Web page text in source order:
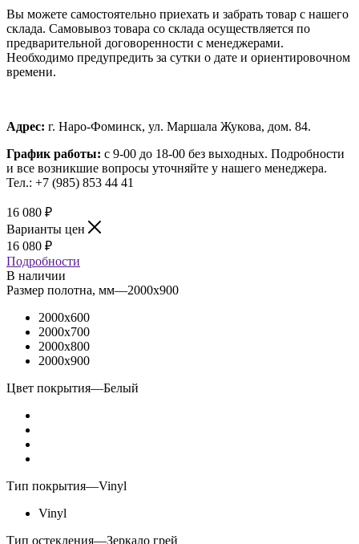
Вы можете самостоятельно приехать и забрать товар с нашего
склада. Самовывоз товара со склада осуществляется по
предварительной договоренности с менеджерами.
Необходимо предупредить за сутки о дате и ориентировочном
времени.
Адрес: г. Наро-Фоминск, ул. Маршала Жукова, дом. 84.
График работы: с 9-00 до 18-00 без выходных. Подробности
и все возникшие вопросы уточняйте у нашего менеджера.
Тел.: +7 (985) 853 44 41
16 080 ₽
Варианты цен
16 080 ₽
Подробности
В наличии
Размер полотна, мм—2000x900
2000x600
2000x700
2000x800
2000x900
Цвет покрытия—Белый
Тип покрытия—Vinyl
Vinyl
Тип остекления—Зеркало грей